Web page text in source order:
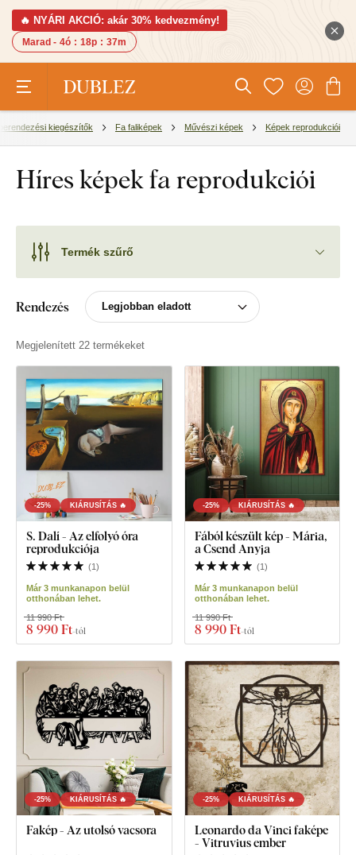
🔥 NYÁRI AKCIÓ: akár 30% kedvezmény!
Marad - 4ó : 18p : 36m
kiegészítők Fa faliképek Művészi képek Képek reprodukciói
Híres képek fa reprodukciói
Termék szűrő
Rendezés
Megjelenített 22 termékeket
-25% KIÁRUSÍTÁS 🔥
S. Dalí - Az elfolyó óra
reprodukciója
(1)
Már 3 munkanapon belül
otthonában lehet.
8 990 Ft-tól
11 990 Ft
-25% KIÁRUSÍTÁS 🔥
Fából készült kép - Mária,
a Csend Anyja
(1)
Már 3 munkanapon belül
otthonában lehet.
8 990 Ft-tól
11 990 Ft
-25% KIÁRUSÍTÁS 🔥
Fakép - Az utolsó vacsora
-25% KIÁRUSÍTÁS 🔥
Leonardo da Vinci faképe
- Vitruvius ember